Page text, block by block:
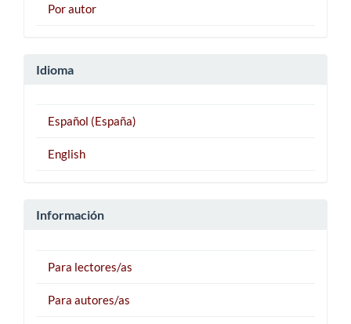
Por autor
Idioma
Español (España)
English
Información
Para lectores/as
Para autores/as